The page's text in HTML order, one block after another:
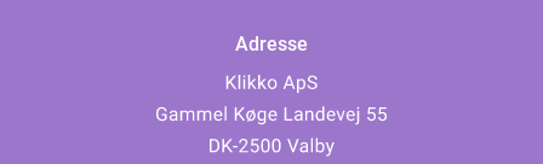
Adresse